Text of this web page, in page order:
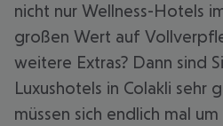
nicht nur Wellness-Hotels
großen Wert auf
weitere Extras? Dann sind
Luxushotels in Colakli sehr
müssen sich endlich mal